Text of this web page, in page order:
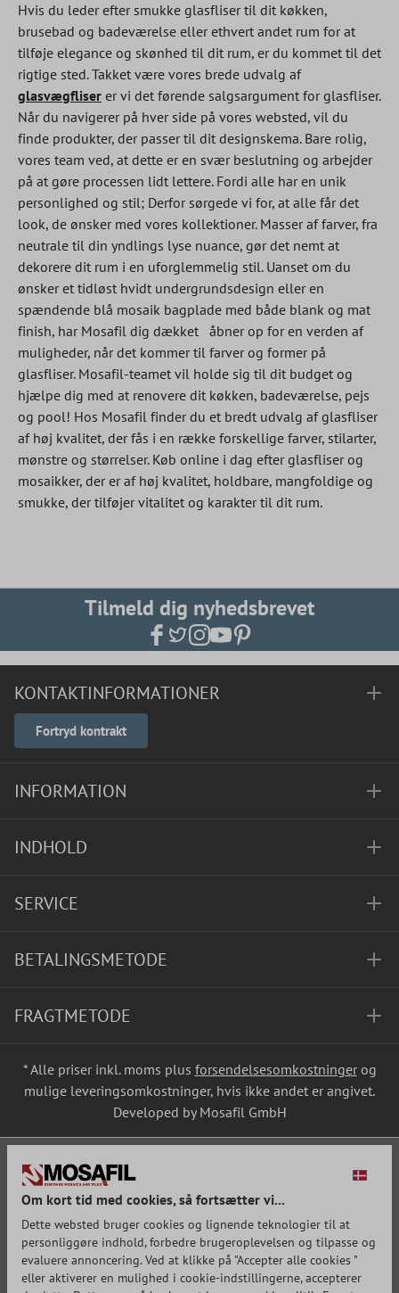
Hvis du leder efter smukke glasfliser til dit køkken,
brusebad og badeværelse eller ethvert andet rum for at
tilføje elegance og skønhed til dit rum, er du kommet til det
rigtige sted. Takket være vores brede udvalg af
glasvægfliser er vi det førende salgsargument for glasfliser.
Når du navigerer på hver side på vores websted, vil du
finde produkter, der passer til dit designskema. Bare rolig,
vores team ved, at dette er en svær beslutning og arbejder
på at gøre processen lidt lettere. Fordi alle har en unik
personlighed og stil; Derfor sørgede vi for, at alle får det
look, de ønsker med vores kollektioner. Masser af farver, fra
neutrale til din yndlings lyse nuance, gør det nemt at
dekorere dit rum i en uforglemmelig stil. Uanset om du
ønsker et tidløst hvidt undergrundsdesign eller en
spændende blå mosaik bagplade med både blank og mat
finish, har Mosafil dig dækket åbner op for en verden af
muligheder, når det kommer til farver og former på
glasfliser. Mosafil-teamet vil holde sig til dit budget og
hjælpe dig med at renovere dit køkken, badeværelse, pejs
og pool! Hos Mosafil finder du et bredt udvalg af glasfliser
af høj kvalitet, der fås i en række forskellige farver, stilarter,
mønstre og størrelser. Køb online i dag efter glasfliser og
mosaikker, der er af høj kvalitet, holdbare, mangfoldige og
smukke, der tilføjer vitalitet og karakter til dit rum.
Tilmeld dig nyhedsbrevet
KONTAKTINFORMATIONER
Fortryd kontrakt
INFORMATION
INDHOLD
SERVICE
BETALINGSMETODE
FRAGTMETODE
* Alle priser inkl. moms plus forsendelsesomkostningerog
mulige leveringsomkostninger, hvis ikke andet er angivet.
Developed by Mosafil GmbH
Om kort tid med cookies, så fortsætter vi...
Dette websted bruger cookies og lignende teknologier til at
personliggøre indhold, forbedre brugeroplevelsen og tilpasse og
evaluere annoncering. Ved at klikke på "Accepter alle cookies "
eller aktiverer en mulighed i cookie-indstillingerne, accepterer